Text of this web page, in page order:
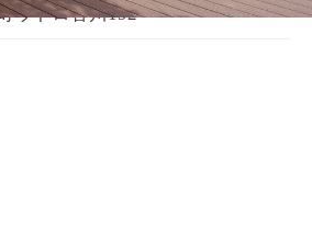
ウトロ香川192